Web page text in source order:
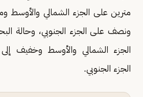
مترين على الجزء الشمالي والأوسط
ونصف على الجزء الجنوبي، وحالة
الجزء الشمالي والأوسط وخفيف
الجزء الجنوبي.